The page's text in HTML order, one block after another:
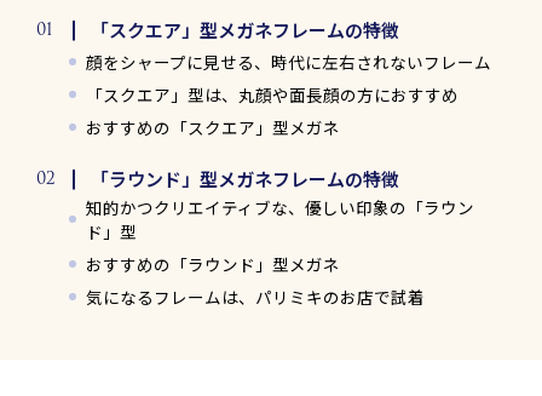
「スクエア」型メガネフレームの特徴
顔をシャープに見せる、時代に左右されないフレーム
「スクエア」型は、丸顔や面長顔の方におすすめ
おすすめの「スクエア」型メガネ
「ラウンド」型メガネフレームの特徴
知的かつクリエイティブな、優しい印象の「ラウン
ド」型
おすすめの「ラウンド」型メガネ
気になるフレームは、パリミキのお店で試着